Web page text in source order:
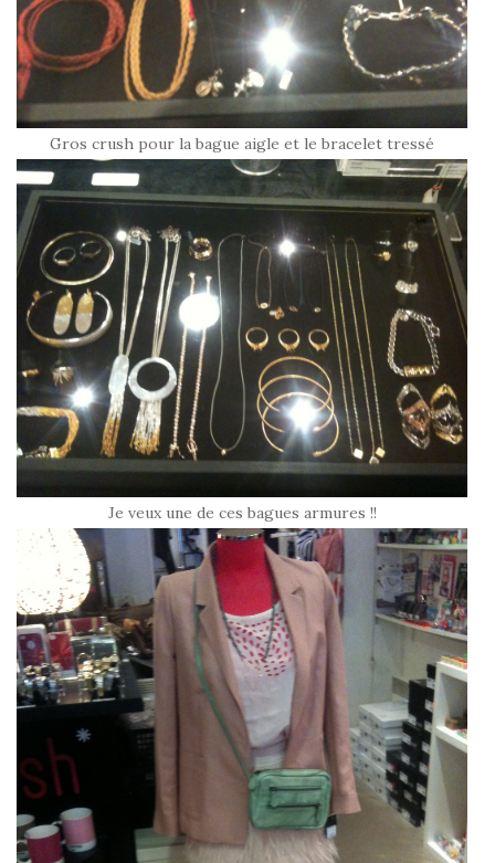
Gros crush pour la bague aigle et le bracelet tressé
Je veux une de ces bagues armures !!